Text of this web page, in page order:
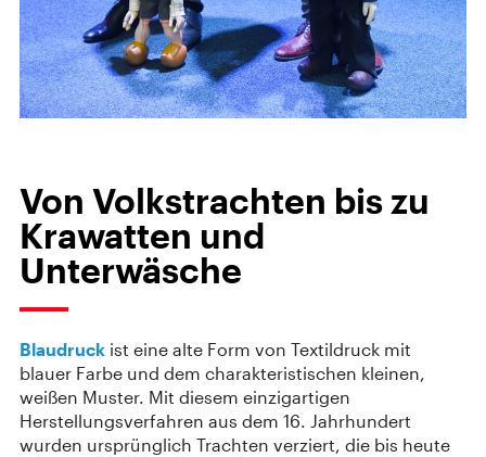
Von Volkstrachten bis zu
Krawatten und
Unterwäsche
Blaudruck ist eine alte Form von Textildruck mit
blauer Farbe und dem charakteristischen kleinen,
weißen Muster. Mit diesem einzigartigen
Herstellungsverfahren aus dem 16. Jahrhundert
wurden ursprünglich Trachten verziert, die bis heute